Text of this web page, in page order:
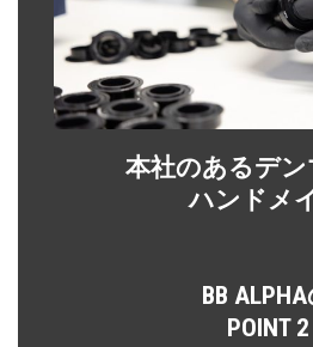
本社のあるデ
ハンドメ
BB
POINT 2